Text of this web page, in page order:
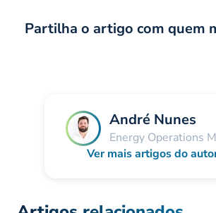
Partilha o artigo com quem
André Nunes
Energy Operations
Ver mais artigos do